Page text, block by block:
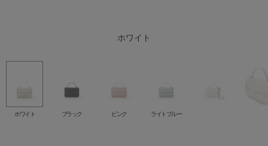
ホワイト
ブラック
ピンク
ライトブルー
ホワイト ブラック ピンク ライトブルー